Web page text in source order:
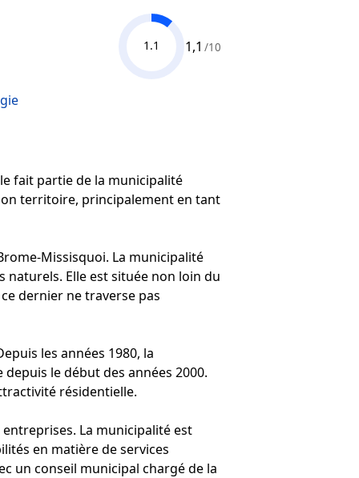
1.1 1,1 /10
fait partie de la municipalité
territoire, principalement en tant
Missisquoi. La municipalité
naturels. Elle est située non loin du
dernier ne traverse pas
les années 1980, la
le début des années 2000.
résidentielle.
La municipalité est
en matière de services
un conseil municipal chargé de la